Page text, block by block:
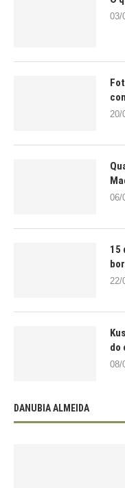
03/
20/
06/
15
22/
do
08/
DANUBIA ALMEIDA